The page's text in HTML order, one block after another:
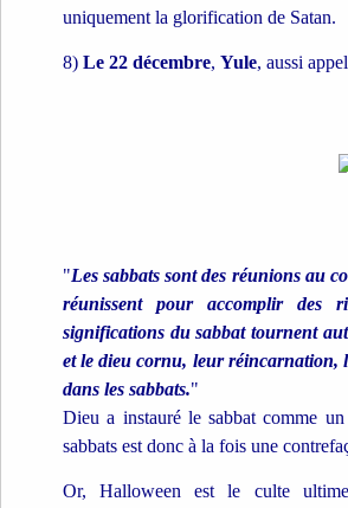
uniquement la glorification de Satan.
8) Le 22 décembre, Yule, aussi
"Les sabbats sont des réunions au
réunissent pour accomplir des
significations du sabbat tournent
et le dieu cornu, leur réincarnation,
dans les sabbats."
Dieu a instauré le sabbat comme
sabbats est donc à la fois une
Or, Halloween est le culte